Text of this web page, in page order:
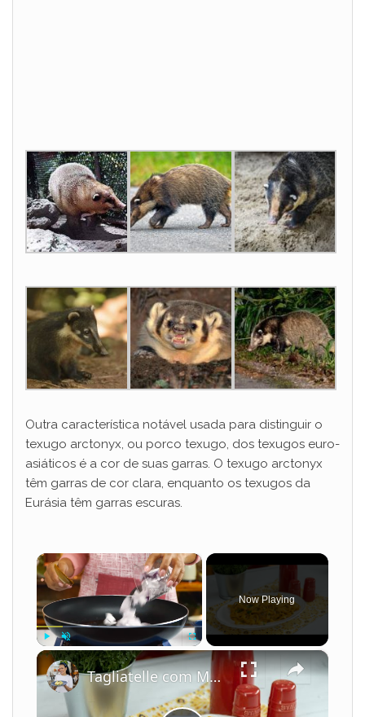
Outra característica notável usada para distinguir o
texugo arctonyx, ou porco texugo, dos texugos euro-
asiáticos é a cor de suas garras. O texugo arctonyx
têm garras de cor clara, enquanto os texugos da
Eurásia têm garras escuras.
×
Play Unmute Fullscreen
Now Playing
×
Tagliatelle com Molho Cremoso de Camarão e Leite de Coco